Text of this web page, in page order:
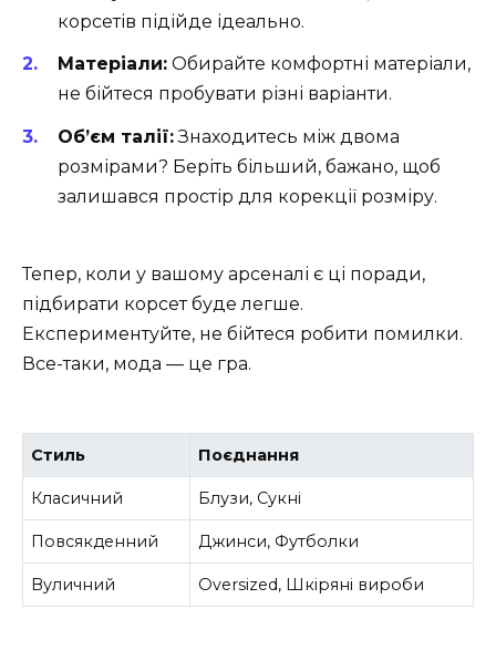
корсетів підійде ідеально.
Матеріали: Обирайте комфортні матеріали,
не бійтеся пробувати різні варіанти.
Об’єм талії:Знаходитесь між двома
розмірами? Беріть більший, бажано, щоб
залишався простір для корекції розміру.
Тепер, коли у вашому арсеналі є ці поради,
підбирати корсет буде легше.
Експериментуйте, не бійтеся робити помилки.
Все-таки, мода — це гра.
Стиль Поєднання
Класичний Блузи, Сукні
Повсякденний Джинси, Футболки
Вуличний Oversized, Шкіряні вироби